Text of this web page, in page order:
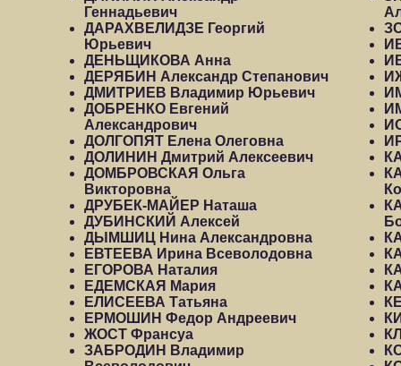
Геннадьевич
ДАРАХВЕЛИДЗЕ Георгий
Юрьевич
ДЕНЬЩИКОВА Анна
ДЕРЯБИН Александр Степанович
ДМИТРИЕВ Владимир Юрьевич
ДОБРЕНКО Евгений
Александрович
ДОЛГОПЯТ Елена Олеговна
ДОЛИНИН Дмитрий Алексеевич
ДОМБРОВСКАЯ Ольга
Викторовна
ДРУБЕК-МАЙЕР Наташа
ДУБИНСКИЙ Алексей
ДЫМШИЦ Нина Александровна
ЕВТЕЕВА Ирина Всеволодовна
ЕГОРОВА Наталия
ЕДЕМСКАЯ Мария
ЕЛИСЕЕВА Татьяна
ЕРМОШИН Федор Андреевич
ЖОСТ Франсуа
ЗАБРОДИН Владимир